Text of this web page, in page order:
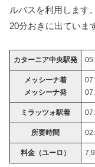
ルバスを利用します
20分おきに出ていま
カターニア中央駅発
メッシーナ着
メッシーナ発
ミラッツォ駅着
所要時間
料金（ユーロ） 7,9